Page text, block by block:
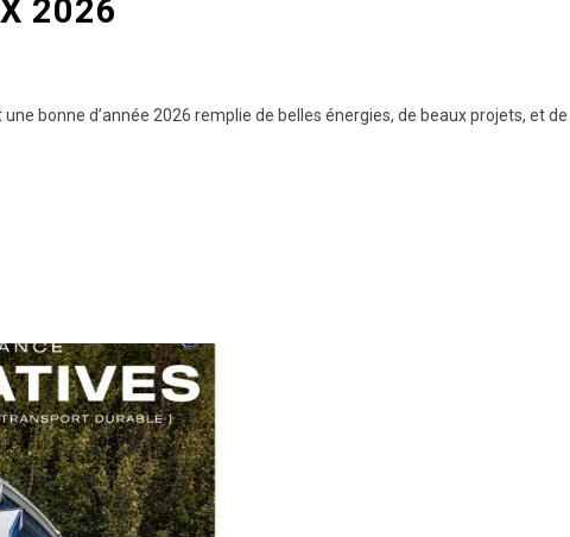
2026
bonne d’année 2026 remplie de belles énergies, de beaux projets, et de